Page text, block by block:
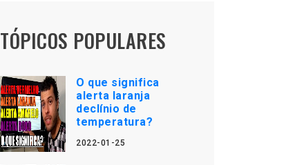
TÓPICOS POPULARES
O que significa
alerta laranja
declínio de
temperatura?
2022-01-25